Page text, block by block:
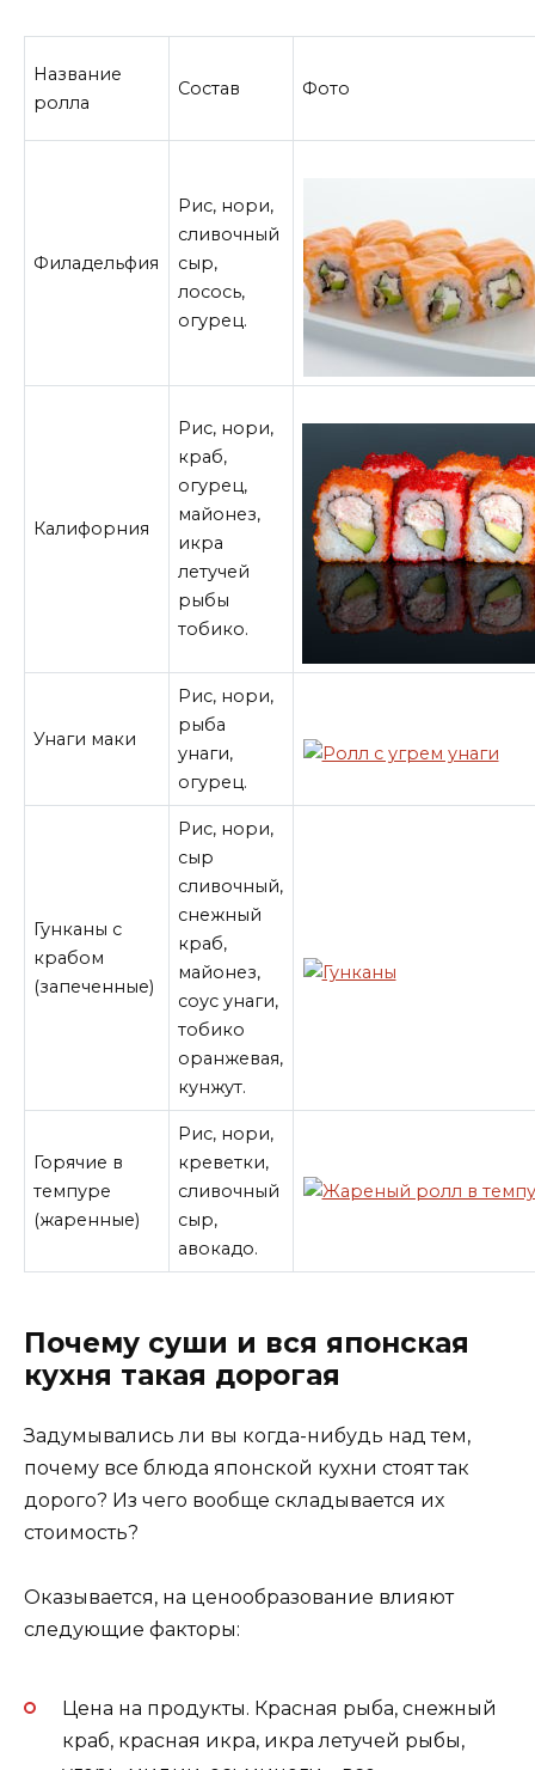
Название
ролла
Состав Фото
Филадельфия
Рис, нори,
сливочный
сыр,
лосось,
огурец.
Калифорния
Рис, нори,
краб,
огурец,
майонез,
икра
летучей
рыбы
тобико.
Унаги маки
Рис, нори,
рыба
унаги,
огурец.
Гунканы с
крабом
(запеченные)
Рис, нори,
сыр
сливочный,
снежный
краб,
майонез,
соус унаги,
тобико
оранжевая,
кунжут.
Горячие в
темпуре
(жаренные)
Рис, нори,
креветки,
сливочный
сыр,
авокадо.
Почему суши и вся японская
кухня такая дорогая
Задумывались ли вы когда-нибудь над тем,
почему все блюда японской кухни стоят так
дорого? Из чего вообще складывается их
стоимость?
Оказывается, на ценообразование влияют
следующие факторы:
Цена на продукты. Красная рыба, снежный
краб, красная икра, икра летучей рыбы,